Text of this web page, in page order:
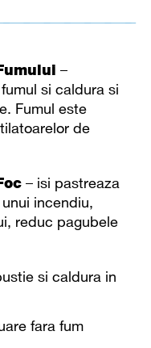
–
si caldura si
Fumul este
de
– isi pastreaza
incendiu,
reduc pagubele
si caldura in
fara fum